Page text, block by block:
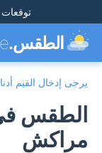
الطقس.
يرجى إدخال القيم
الطقس
مراكش